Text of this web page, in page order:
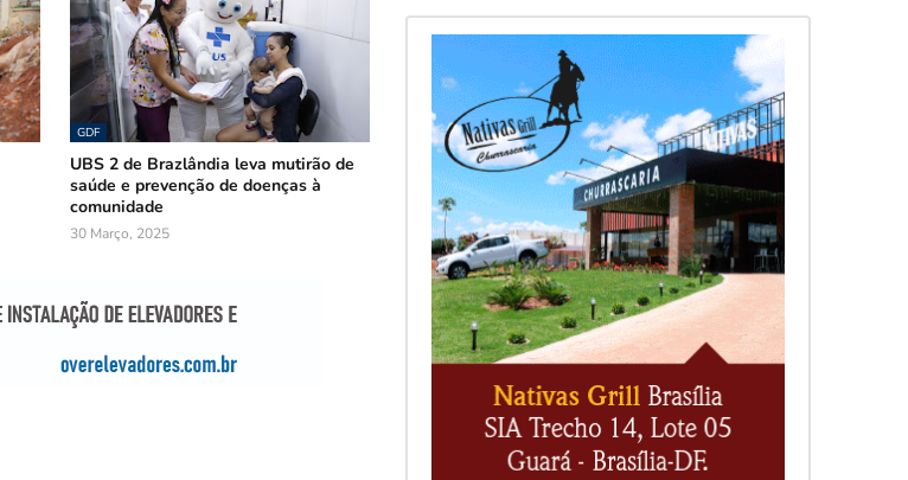
GDF
UBS 2 de Brazlândia leva mutirão de
saúde e prevenção de doenças à
comunidade
30 Março, 2025